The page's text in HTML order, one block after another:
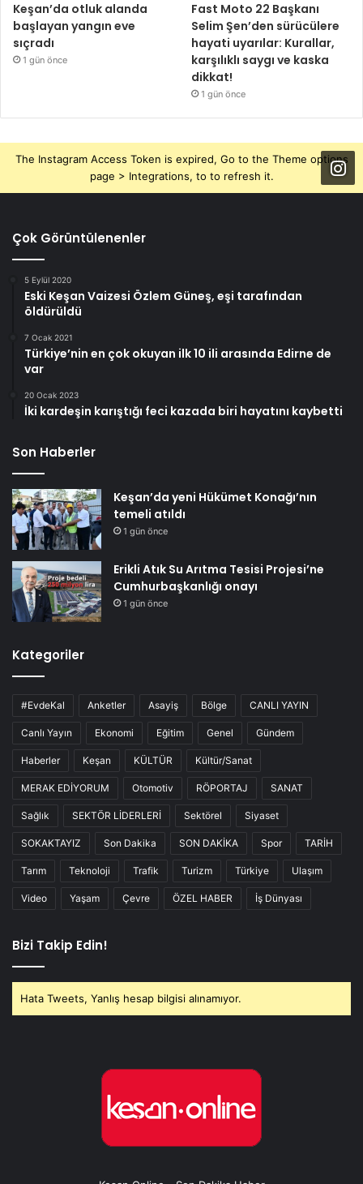
Keşan’da otluk alanda
başlayan yangın eve
sıçradı
1 gün önce
Fast Moto 22 Başkanı
Selim Şen’den sürücülere
hayati uyarılar: Kurallar,
karşılıklı saygı ve kaska
dikkat!
1 gün önce
The Instagram Access Token is expired, Go to the Theme options
page > Integrations, to to refresh it.
Çok Görüntülenenler
5 Eylül 2020
Eski Keşan Vaizesi Özlem Güneş, eşi tarafından
öldürüldü
7 Ocak 2021
Türkiye’nin en çok okuyan ilk 10 ili arasında Edirne de
var
20 Ocak 2023
İki kardeşin karıştığı feci kazada biri hayatını kaybetti
Son Haberler
Keşan’da yeni Hükümet Konağı’nın
temeli atıldı
1 gün önce
Erikli Atık Su Arıtma Tesisi Projesi’ne
Cumhurbaşkanlığı onayı
1 gün önce
Kategoriler
#EvdeKal Anketler Asayiş Bölge CANLI YAYIN
Canlı Yayın Ekonomi Eğitim Genel Gündem
Haberler Keşan KÜLTÜR Kültür/Sanat
MERAK EDİYORUM Otomotiv RÖPORTAJ SANAT
Sağlık SEKTÖR LİDERLERİ Sektörel Siyaset
SOKAKTAYIZ Son Dakika SON DAKİKA Spor TARİH
Tarım Teknoloji Trafik Turizm Türkiye Ulaşım
Video Yaşam Çevre ÖZEL HABER İş Dünyası
Bizi Takip Edin!
Hata Tweets, Yanlış hesap bilgisi alınamıyor.